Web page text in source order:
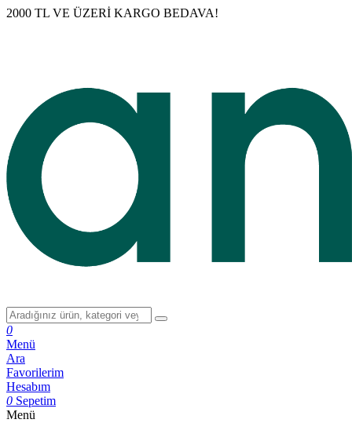
2000 TL VE ÜZERİ KARGO BEDAVA!
0
Menü
Ara
Favorilerim
Hesabım
0 Sepetim
Menü